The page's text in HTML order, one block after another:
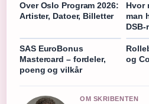
Over Oslo Program 2026:
Artister, Datoer, Billetter
Hvor
man
SAS EuroBonus
Mastercard – fordeler,
poeng og vilkår
og
OM SKRIBENTEN